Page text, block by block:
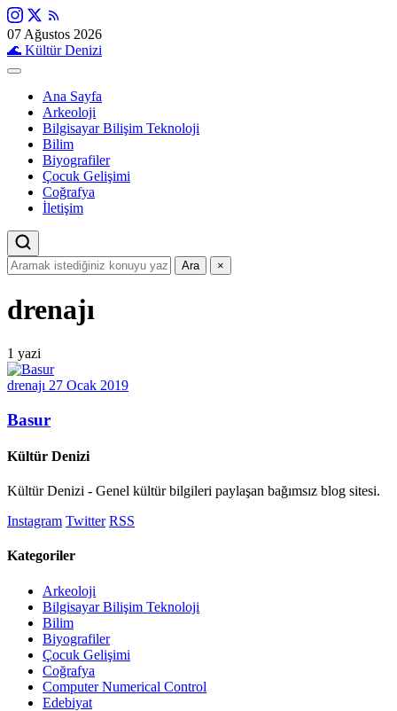
07 Ağustos 2026
🌊 Kültür Denizi
Ana Sayfa
Arkeoloji
Bilgisayar Bilişim Teknoloji
Bilim
Biyografiler
Çocuk Gelişimi
Coğrafya
İletişim
Ara ×
drenajı
1 yazi
drenajı 27 Ocak 2019
Basur
Kültür Denizi
Kültür Denizi - Genel kültür bilgileri paylaşan bağımsız blog sitesi.
Instagram Twitter RSS
Kategoriler
Arkeoloji
Bilgisayar Bilişim Teknoloji
Bilim
Biyografiler
Çocuk Gelişimi
Coğrafya
Computer Numerical Control
Edebiyat